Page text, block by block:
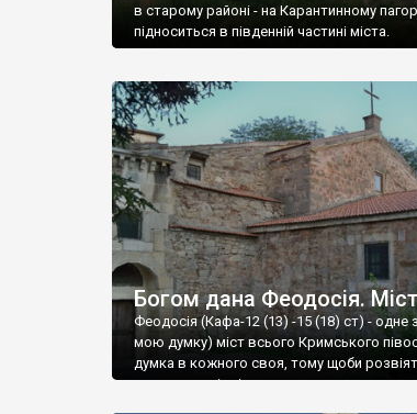
в старому районі - на Карантинному
підноситься в південній частині міста.
Богом дана Феодосія.
Феодосія (Кафа-12 (13) -15 (18) ст) - одне
мою думку) міст всього Кримського
думка в кожного своя, тому щоби
запрошую відвідати це